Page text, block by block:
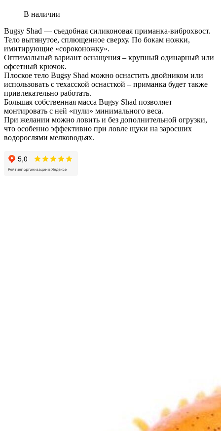
В наличии
Bugsy Shad — съедобная силиконовая приманка-виброхвост.
Тело вытянутое, сплющенное сверху. По бокам ножки,
имитирующие «сороконожку».
Оптимальный вариант оснащения – крупный одинарный или
офсетный крючок.
Плоское тело Bugsy Shad можно оснастить двойником или
использовать с техасской оснасткой – приманка будет также
привлекательно работать.
Большая собственная масса Bugsy Shad позволяет
монтировать с ней «пули» минимального веса.
При желании можно ловить и без дополнительной огрузки,
что особенно эффективно при ловле щуки на заросших
водорослями мелководьях.